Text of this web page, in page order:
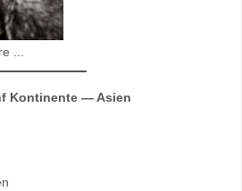
...
Kontinente — Asien